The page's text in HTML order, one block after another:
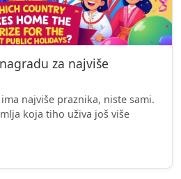
za najviše
najviše praznika, niste sami.
koja tiho uživa još više